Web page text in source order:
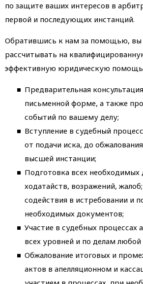
по защите ваших интересов в
первой и последующих инстанций.
Обратившись к нам за помощью, вы
рассчитывать на
эффективную юридическую
Предварительная
письменной форме, а также
событий по вашему делу;
Вступление в судебный
от подачи иска, до
высшей инстанции;
Подготовка всех необходимых
ходатайств, возражений,
содействия в истребовании и
необходимых документов;
Участие в судебных процессах
всех уровней и по делам любой
Обжалование итоговых и
актов в апелляционном и